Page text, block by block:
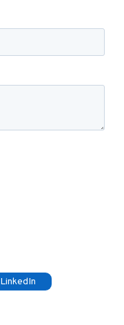
LinkedIn